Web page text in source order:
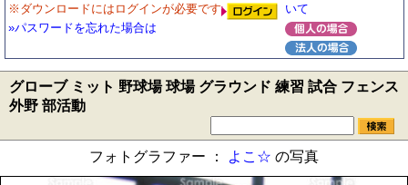
※ダウンロードにはログインが必要です
»パスワードを忘れた場合は
いて
グローブ ミット 野球場 球場 グラウンド 練習 試合 フェンス
外野 部活動
フォトグラファー ： よこ☆ の写真